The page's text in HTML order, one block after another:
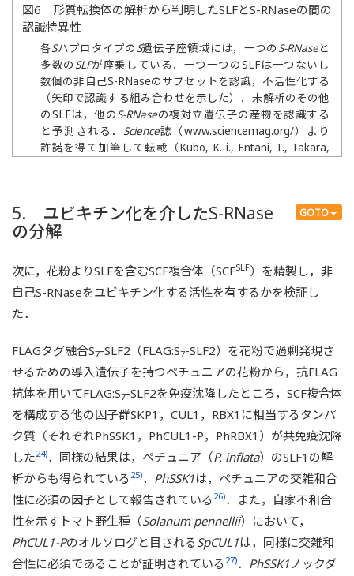
図6 形質転換体の解析から判明したSLFとS-RNaseの間の
認識特異性
各Sハプロタイプの S遺伝子座領域には，一つの S-RNaseと
多数の SLFが座乗している．一つ一つのSLFは一つないし
数個の非自己S-RNaseのサブセットを認識，不活性化する
（矢印で認識する組み合わせを示した）．未解析のその他
のSLFは，他のS-RNaseの複対立遺伝子の産物を認識する
と予測される． Science誌（www.sciencemag.org/）より
許諾を得て加筆して転載（Kubo, K.-i., Entani, T., Takara,
system in S-RNase-based self-incompatibility.
Science,
330, 796–799).
GOTO
5. ユビキチン化を介したS-RNase
の分解
次に，花粉よりSLFを含むSCF複合体（SCFSLF）を精製し，非
自己S-RNaseをユビキチン化する活性を有するかを検証し
た．
FLAGタグ融合S7-SLF2（FLAG:S7-SLF2）を花粉で過剰発現さ
せるための導入遺伝子を持つペチュニアの花粉から，抗FLAG
抗体を用いてFLAG:S7-SLF2を免疫沈降したところ，SCF複合体
を構成する他の因子群SKP1，CUL1，RBX1に相当するタンパ
ク質（それぞれPhSSK1，PhCUL1-P，PhRBX1）が共免疫沈降
した24)．同様の結果は，ペチュニア（P. inflata）のSLF1の解
析からも得られている 25)． PhSSK1は，ペチュニアの交雑和合
性に必須の因子として報告されている 26)．また，自家不和合
性を示すトマト野生種（Solanum pennellii）において，
PhCUL1-Pのオルソログと目される SpCUL1は，同様に交雑和
合性に必須であることが証明されている 27)． PhSSK1ノックダ